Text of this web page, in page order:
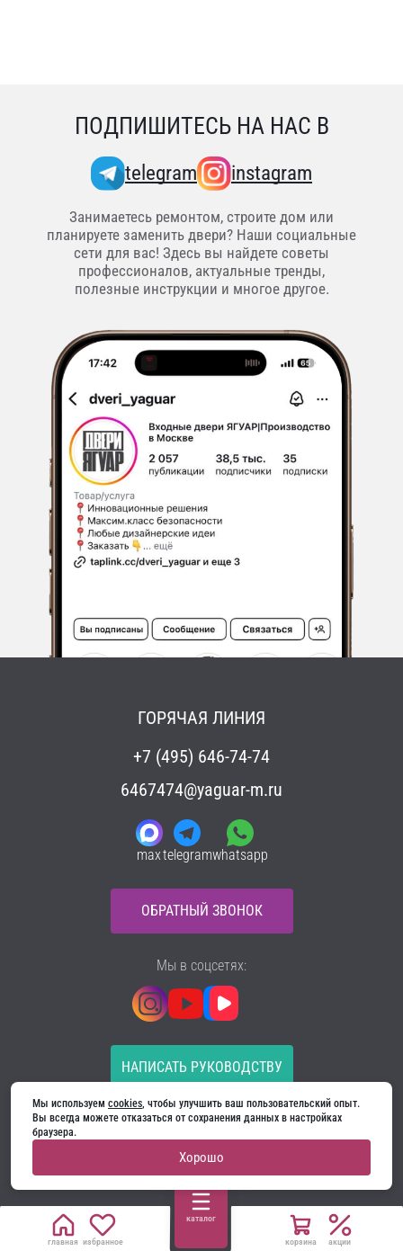
главная избранное
каталог
корзина акции
ПОДПИШИТЕСЬ НА НАС В
telegram instagram
Занимаетесь ремонтом, строите дом или
планируете заменить двери? Наши социальные
сети для вас! Здесь вы найдете советы
профессионалов, актуальные тренды,
полезные инструкции и многое другое.
ГОРЯЧАЯ ЛИНИЯ
+7 (495) 646-74-74
6467474@yaguar-m.ru
maxtelegramwhatsapp
ОБРАТНЫЙ ЗВОНОК
НАПИСАТЬ РУКОВОДСТВУ
Все материалы на сайте принадлежат компании
ООО «Ягуар-М» — входные и межкомнатные двери
Политика конфиденциальности
Договор оферты
Cookie
Мы в соцсетях:
Мы используем cookies, чтобы улучшить ваш пользовательский опыт.
Вы всегда можете отказаться от сохранения данных в настройках
браузера.
Хорошо